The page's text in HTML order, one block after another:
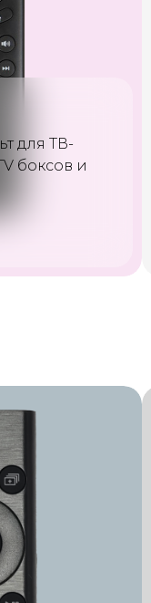
для Smart